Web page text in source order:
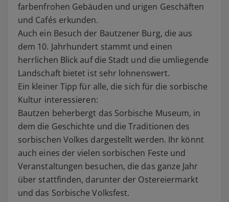
farbenfrohen Gebäuden und urigen Geschäften
und Cafés erkunden.
Auch ein Besuch der Bautzener Burg, die aus
dem 10. Jahrhundert stammt und einen
herrlichen Blick auf die Stadt und die umliegende
Landschaft bietet ist sehr lohnenswert.
Ein kleiner Tipp für alle, die sich für die sorbische
Kultur interessieren:
Bautzen beherbergt das Sorbische Museum, in
dem die Geschichte und die Traditionen des
sorbischen Volkes dargestellt werden. Ihr könnt
auch eines der vielen sorbischen Feste und
Veranstaltungen besuchen, die das ganze Jahr
über stattfinden, darunter der Ostereiermarkt
und das Sorbische Volksfest.